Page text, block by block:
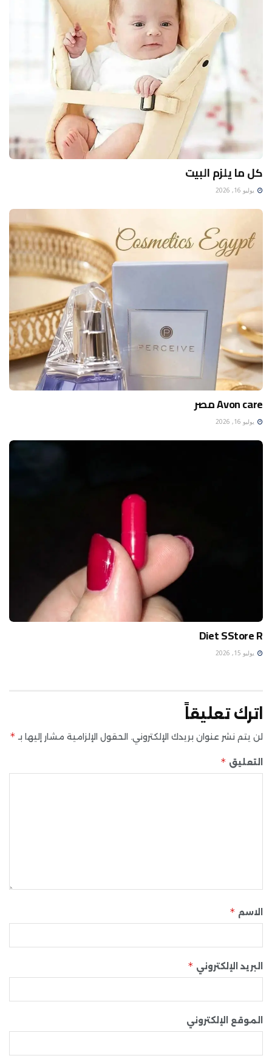
كل ما يلزم البيت
يوليو 16, 2026
Avon care مصر
يوليو 16, 2026
Diet SStore R
يوليو 15, 2026
اترك تعليقاً
لن يتم نشر عنوان بريدك الإلكتروني. الحقول الإلزامية مشار إليها بـ *
التعليق *
الاسم *
البريد الإلكتروني *
الموقع الإلكتروني